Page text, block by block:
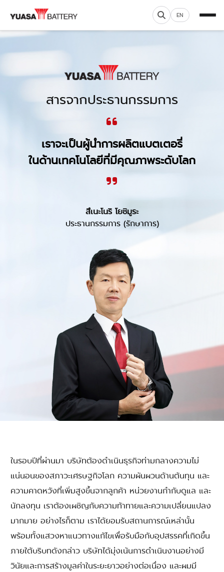
EN
สารจากประธานกรรมการ
เราจะเป็นผู้นำการผลิตแบตเตอรี่
ในด้านเทคโนโลยีที่มีคุณภาพระดับโลก
สึเนะโนริ โยชิมูระ
ประธานกรรมการ (รักษาการ)
ในรอบปีที่ผ่านมา บริษัทต้องดำเนินธุรกิจท่ามกลางความไม่
แน่นอนของสภาวะเศรษฐกิจโลก ความผันผวนด้านต้นทุน และ
ความคาดหวังที่เพิ่มสูงขึ้นจากลูกค้า หน่วยงานกำกับดูแล และ
นักลงทุน เราต้องเผชิญกับความท้าทายและความเปลี่ยนแปลง
มากมาย อย่างไรก็ตาม เราได้ยอมรับสถานการณ์เหล่านั้น
พร้อมทั้งแสวงหาแนวทางแก้ไขเพื่อรับมือกับอุปสรรคที่เกิดขึ้น
ภายใต้บริบทดังกล่าว บริษัทได้มุ่งเน้นการดำเนินงานอย่างมี
วินัยและการสร้างมูลค่าในระยะยาวอย่างต่อเนื่อง และผมมี